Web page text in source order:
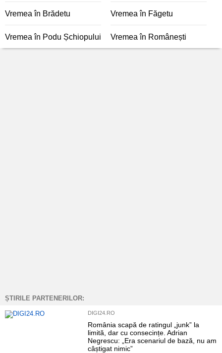
Vremea în Brădetu Vremea în Făgetu
Vremea în Podu Șchiopului Vremea în Românești
ȘTIRILE PARTENERILOR:
DIGI24.RO
România scapă de ratingul „junk” la
limită, dar cu consecințe. Adrian
Negrescu: „Era scenariul de bază, nu am
câștigat nimic”